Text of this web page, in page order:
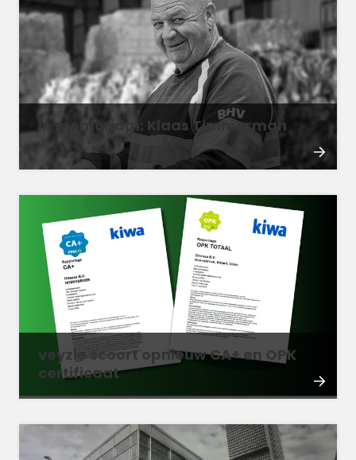
In memoriam: Klaas Timmerman
veyzle scoort opnieuw CA+ en OPK
certificaat